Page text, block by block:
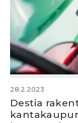
28.2.2023
Destia